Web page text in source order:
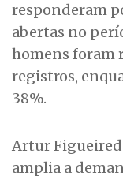
responderam
abertas no
homens foram
registros,
38%.
Artur
amplia a